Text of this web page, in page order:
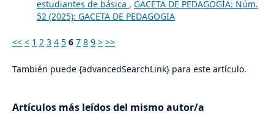
estudiantes de básica , GACETA DE PEDAGOGÍA: Núm.
52 (2025): GACETA DE PEDAGOGIA
<< < 1 2 3 4 5 6 7 8 9 > >>
También puede {advancedSearchLink} para este artículo.
Artículos más leídos del mismo autor/a